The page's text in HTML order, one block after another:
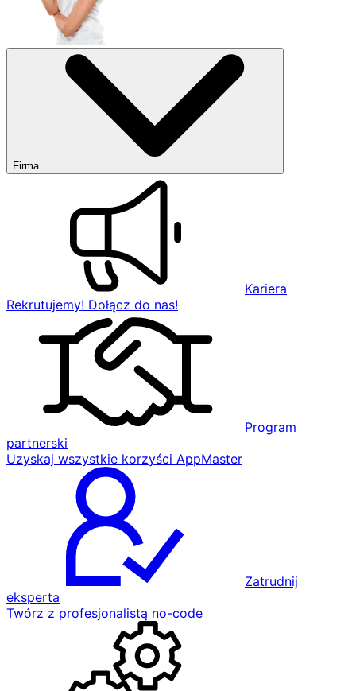
Firma
Kariera
Rekrutujemy! Dołącz do nas!
Program
partnerski
Uzyskaj wszystkie korzyści AppMaster
Zatrudnij
eksperta
Twórz z profesjonalistą no-code